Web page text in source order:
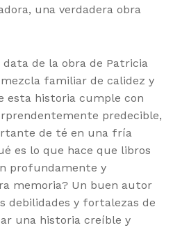
una verdadera obra
de la obra de Patricia
familiar de calidez y
esta historia cumple con
predecible,
de té en una fría
es lo que hace que libros
profundamente y
memoria? Un buen autor
debilidades y fortalezas de
una historia creíble y